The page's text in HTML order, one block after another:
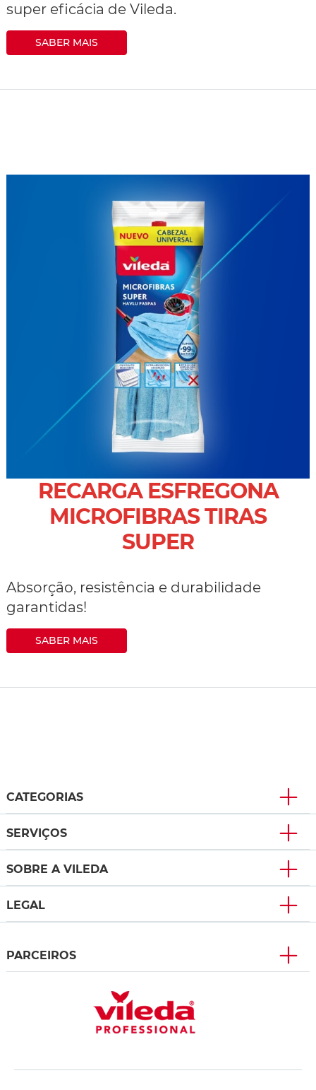
super eficácia de Vileda.
SABER MAIS
RECARGA ESFREGONA
MICROFIBRAS TIRAS
SUPER
Absorção, resistência e durabilidade
garantidas!
SABER MAIS
CATEGORIAS
SERVIÇOS
SOBRE A VILEDA
LEGAL
PARCEIROS